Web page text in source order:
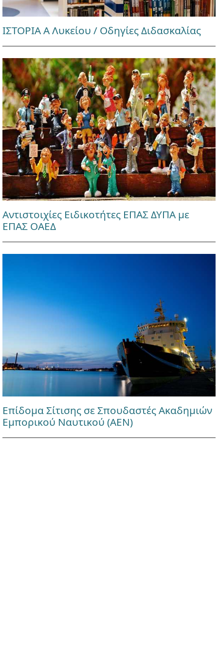
ΙΣΤΟΡΙΑ Α Λυκείου / Οδηγίες Διδασκαλίας
Αντιστοιχίες Ειδικοτήτες ΕΠΑΣ ΔΥΠΑ με
ΕΠΑΣ ΟΑΕΔ
Επίδομα Σίτισης σε Σπουδαστές Ακαδημιών
Εμπορικού Ναυτικού (ΑΕΝ)